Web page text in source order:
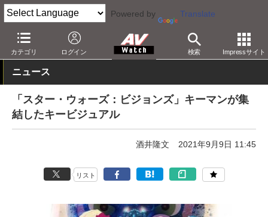
Powered by Translate
カテゴリ ログイン 検索 Impressサイト
AV Watch コンテンツ・サービス 映像配信 Disney+
ニュース
「スター・ウォーズ：ビジョンズ」キーマンが集
結したキービジュアル
酒井隆文 2021年9月9日 11:45
リスト